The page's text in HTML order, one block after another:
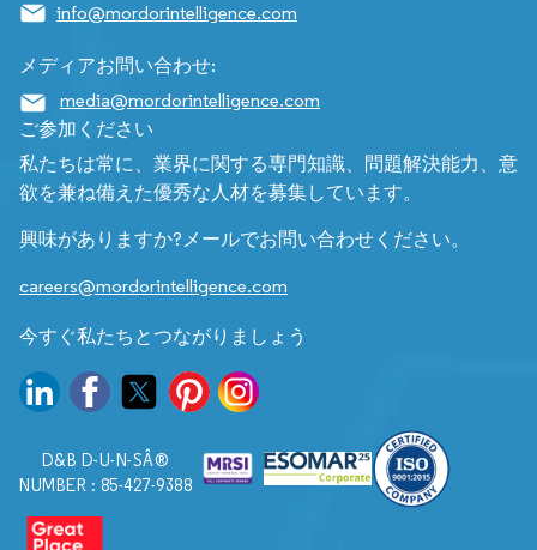
info@mordorintelligence.com
メディアお問い合わせ:
media@mordorintelligence.com
ご参加ください
私たちは常に、業界に関する専門知識、問題解決能力、意
欲を兼ね備えた優秀な人材を募集しています。
興味がありますか?メールでお問い合わせください。
careers@mordorintelligence.com
今すぐ私たちとつながりましょう
D&B D-U-N-SÂ®
NUMBER : 85-427-9388